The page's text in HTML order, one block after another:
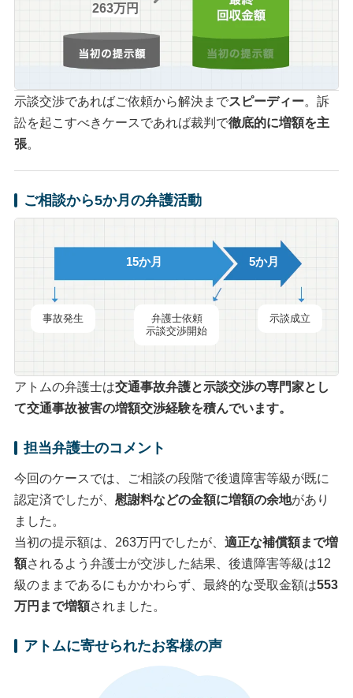
263万円
示談交渉であればご依頼から解決までスピーディー。訴
訟を起こすべきケースであれば裁判で徹底的に増額を主
張。
ご相談から5か月の弁護活動
15か月 5か月
事故発生
弁護士依頼
示談交渉開始
示談成立
アトムの弁護士は交通事故弁護と示談交渉の専門家とし
て交通事故被害の増額交渉経験を積んでいます。
担当弁護士のコメント
今回のケースでは、ご相談の段階で後遺障害等級が既に
認定済でしたが、 慰謝料などの金額に増額の余地があり
ました。
当初の提示額は、263万円でしたが、 適正な補償額まで増
額されるよう弁護士が交渉した結果、後遺障害等級は12
級のままであるにもかかわらず、最終的な受取金額は553
万円まで増額されました。
アトムに寄せられたお客様の声